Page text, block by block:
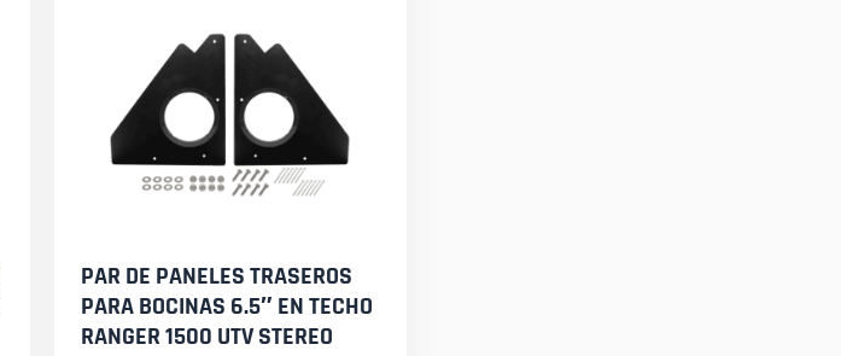
PAR DE PANELES TRASEROS
PARA BOCINAS 6.5″ EN TECHO
RANGER 1500 UTV STEREO